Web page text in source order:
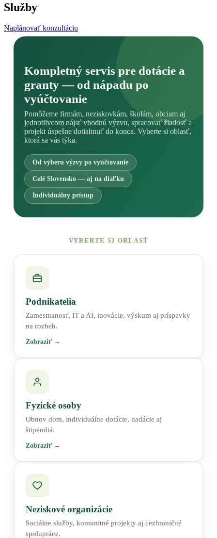
Služby
Naplánovať konzultáciu
Kompletný servis pre dotácie a
granty — od nápadu po
vyúčtovanie
Pomôžeme firmám, neziskovkám, školám, obciam aj
jednotlivcom nájsť vhodnú výzvu, spracovať žiadosť a
projekt úspešne dotiahnuť do konca. Vyberte si oblasť,
ktorá sa vás týka.
Od výberu výzvy po vyúčtovanie
Celé Slovensko — aj na diaľku
Individuálny prístup
VYBERTE SI OBLASŤ
Podnikatelia
Zamestnanosť, IT a AI, inovácie, výskum aj príspevky
na rozbeh.
Zobraziť →
Fyzické osoby
Obnov dom, individuálne dotácie, nadácie aj
štipendiá.
Zobraziť →
Neziskové organizácie
Sociálne služby, komunitné projekty aj cezhraničné
spolupráce.